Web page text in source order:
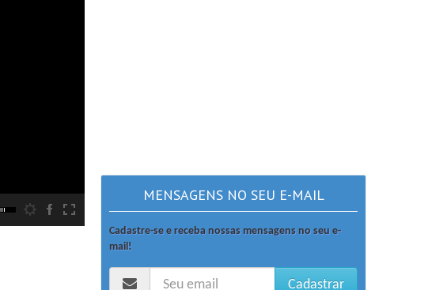
MENSAGENS NO SEU E-MAIL
Cadastre-se e receba nossas mensagens no seu e-
mail!
Cadastrar